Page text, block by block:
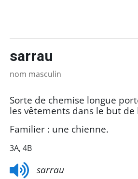
sarrau
nom masculin
Sorte de chemise longue
les vêtements dans le but de
Familier : une chienne.
3A, 4B
sarrau